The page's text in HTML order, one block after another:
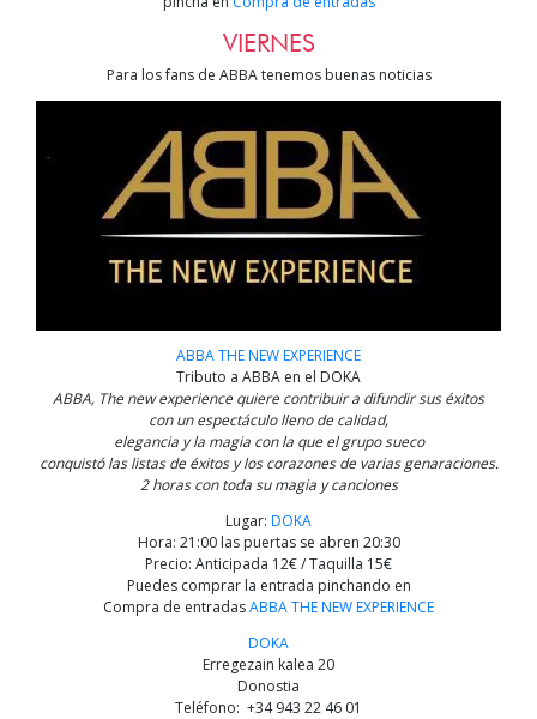
VIERNES
Para los fans de ABBA tenemos buenas noticias
ABBA THE NEW EXPERIENCE
Tributo a ABBA en el DOKA
ABBA, The new experience quiere contribuir a difundir sus éxitos
con un espectáculo lleno de calidad,
elegancia y la magia con la que el grupo sueco
conquistó las listas de éxitos y los corazones de varias genaraciones.
2 horas con toda su magia y canciones
Lugar: DOKA
Hora: 21:00 las puertas se abren 20:30
Precio: Anticipada 12€ / Taquilla 15€
Puedes comprar la entrada pinchando en
Compra de entradasABBA THE NEW EXPERIENCE
DOKA
Erregezain kalea 20
Donostia
Teléfono: +34 943 22 46 01